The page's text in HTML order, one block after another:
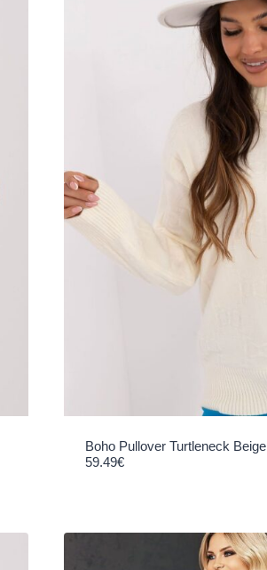
Boho Pullover Turtleneck Beige
59.49€